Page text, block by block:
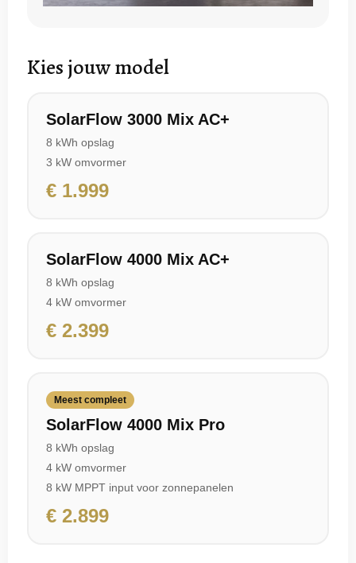
Kies jouw model
SolarFlow 3000 Mix AC+
8 kWh opslag
3 kW omvormer
€ 1.999
SolarFlow 4000 Mix AC+
8 kWh opslag
4 kW omvormer
€ 2.399
Meest compleet
SolarFlow 4000 Mix Pro
8 kWh opslag
4 kW omvormer
8 kW MPPT input voor zonnepanelen
€ 2.899